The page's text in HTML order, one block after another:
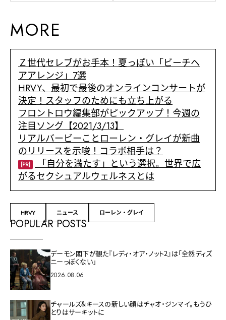
MORE
Ｚ世代セレブがお手本！夏っぽい「ビーチヘ
アアレンジ」7選
HRVY、最初で最後のオンラインコンサートが
決定！スタッフのためにも立ち上がる
フロントロウ編集部がピックアップ！今週の
注目ソング【2021/3/13】
リアルバービーことローレン・グレイが新曲
のリリースを示唆！コラボ相手は？
[PR]
「自分を満たす」という選択。世界で広
がるセクシュアルウェルネスとは
HRVY ニュース ローレン・グレイ
POPULAR POSTS
デーモン閣下が観た『レディ・オア・ノット2』は「全然ディズ
ニーっぽくない」
2026.08.06
チャールズ&キースの新しい顔はチャオ・ジンマイ。もうひ
とりはサーキットに